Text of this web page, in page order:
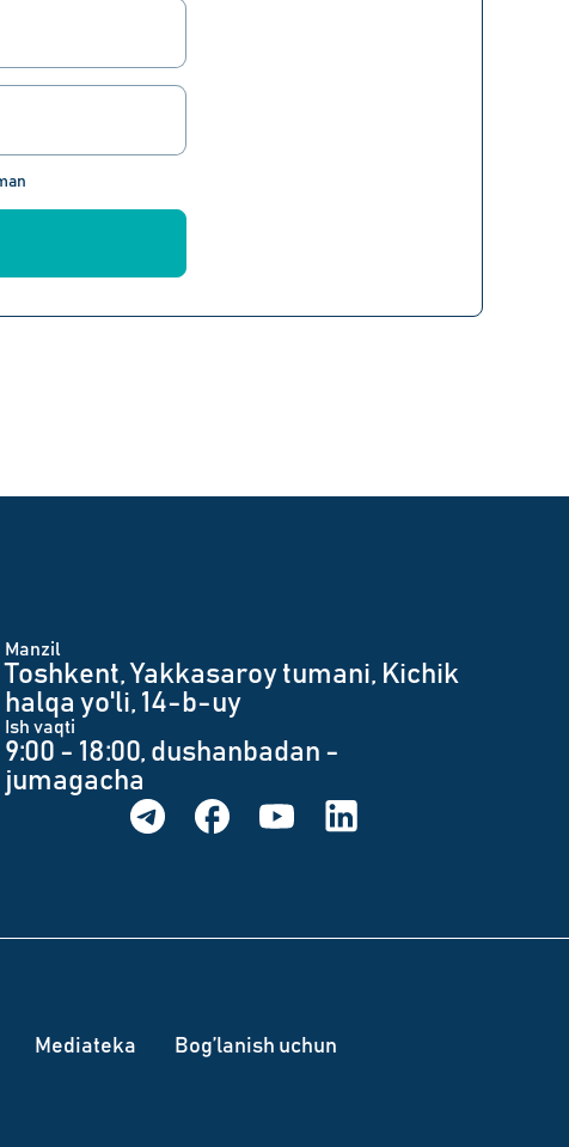
Manzil
Toshkent, Yakkasaroy tumani, Kichik
halqa yo'li, 14-b-uy
Ish vaqti
9:00 - 18:00, dushanbadan -
jumagacha
Mediateka Bog’lanish uchun